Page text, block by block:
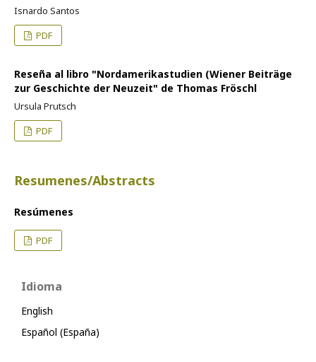
Isnardo Santos
PDF
Reseña al libro "Nordamerikastudien (Wiener Beiträge
zur Geschichte der Neuzeit" de Thomas Fröschl
Ursula Prutsch
PDF
Resumenes/Abstracts
Resúmenes
PDF
Idioma
English
Español (España)